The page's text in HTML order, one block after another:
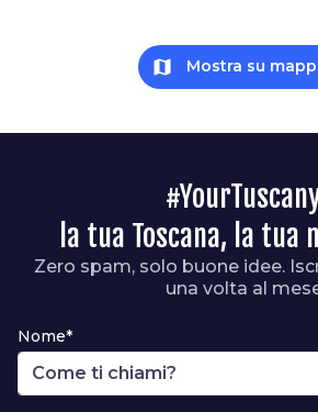
map Mostra su
la tua Toscana, la
Zero spam, solo buone idee.
una volta al
Nome*